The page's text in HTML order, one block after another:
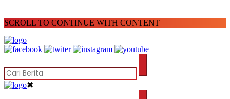
SCROLL TO CONTINUE WITH CONTENT
✖